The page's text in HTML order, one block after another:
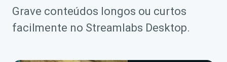
Grave conteúdos longos ou curtos
facilmente no Streamlabs Desktop.